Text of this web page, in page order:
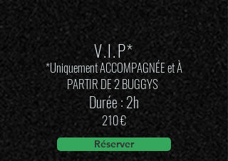
V.I.P*
*Uniquement ACCOMPAGNÉE et À
PARTIR DE 2 BUGGYS
Durée : 2h
210 €
Réserver